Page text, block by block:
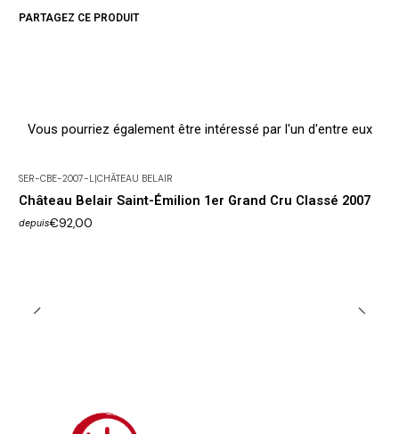
PARTAGEZ CE PRODUIT
Vous pourriez également être intéressé par l'un d'entre eux
SER-CBE-2007-L CHÂTEAU BELAIR
Château Belair Saint-Émilion 1er Grand Cru Classé 2007
depuis€92,00